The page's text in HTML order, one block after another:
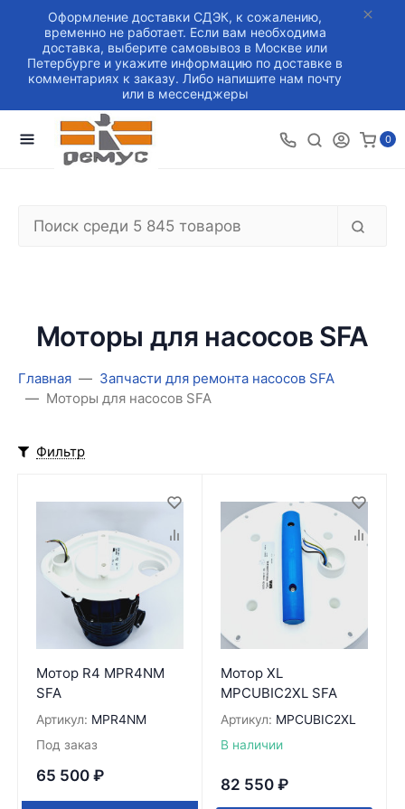
Оформление доставки СДЭК, к сожалению,
временно не работает. Если вам необходима
доставка, выберите самовывоз в Москве или
Петербурге и укажите информацию по доставке в
комментариях к заказу. Либо напишите нам почту
или в мессенджеры
0
Моторы для насосов SFA
Главная
Запчасти для ремонта насосов SFA
Моторы для насосов SFA
Фильтр
Мотор R4 MPR4NM
SFA
Артикул: MPR4NM
Под заказ
65 500 ₽
Мотор XL
MPCUBIC2XL SFA
Артикул: MPCUBIC2XL
В наличии
82 550 ₽